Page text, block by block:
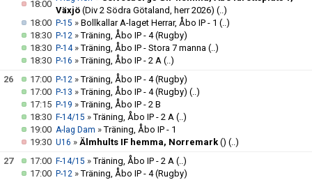
18:00
Växjö (Div 2 Södra Götaland, herr 2026) (..)
18:00 P-15 » Bollkallar A-laget Herrar, Åbo IP - 1 (..)
18:30 P-12 »Träning, Åbo IP - 4 (Rugby)
18:30 P-14»Träning, Åbo IP - Stora 7 manna (..)
18:30 P-16 »Träning, Åbo IP - 2 A (..)
26
17:00 P-12 »Träning, Åbo IP - 4 (Rugby)
17:00 P-13 »Träning, Åbo IP - 4 (Rugby) (..)
17:15 P-19 »Träning, Åbo IP - 2 B
18:30 F-14/15 »Träning, Åbo IP - 2 A (..)
19:00 A-lag Dam »Träning, Åbo IP - 1
19:30 U16 » Älmhults IF hemma, Norremark() (..)
27
17:00 F-14/15 »Träning, Åbo IP - 2 A (..)
17:00 P-12 »Träning, Åbo IP - 4 (Rugby)